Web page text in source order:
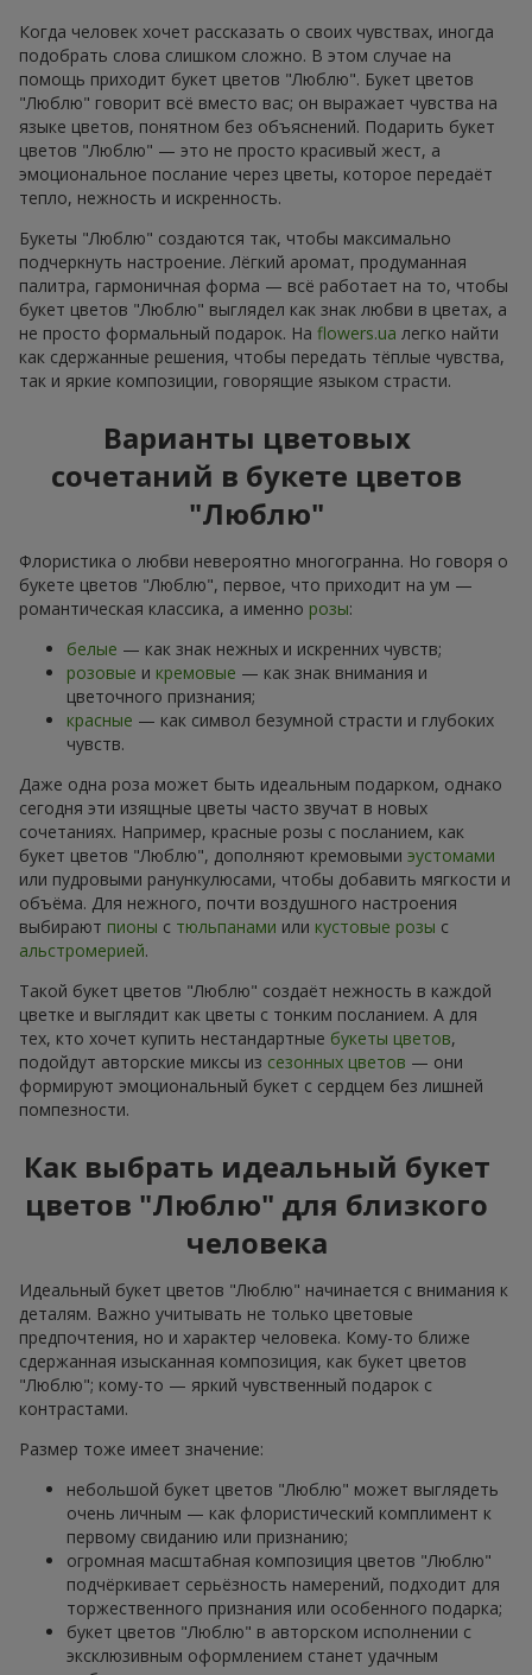
Когда человек хочет рассказать о своих чувствах, иногда
подобрать слова слишком сложно. В этом случае на
помощь приходит букет цветов "Люблю". Букет цветов
"Люблю" говорит всё вместо вас; он выражает чувства на
языке цветов, понятном без объяснений. Подарить букет
цветов "Люблю" — это не просто красивый жест, а
эмоциональное послание через цветы, которое передаёт
тепло, нежность и искренность.
Букеты "Люблю" создаются так, чтобы максимально
подчеркнуть настроение. Лёгкий аромат, продуманная
палитра, гармоничная форма — всё работает на то, чтобы
букет цветов "Люблю" выглядел как знак любви в цветах, а
не просто формальный подарок. На flowers.ua легко найти
как сдержанные решения, чтобы передать тёплые чувства,
так и яркие композиции, говорящие языком страсти.
Варианты цветовых
сочетаний в букете цветов
"Люблю"
Флористика о любви невероятно многогранна. Но говоря о
букете цветов "Люблю", первое, что приходит на ум —
романтическая классика, а именно розы:
белые — как знак нежных и искренних чувств;
розовые и кремовые — как знак внимания и
цветочного признания;
красные — как символ безумной страсти и глубоких
чувств.
Даже одна роза может быть идеальным подарком, однако
сегодня эти изящные цветы часто звучат в новых
сочетаниях. Например, красные розы с посланием, как
букет цветов "Люблю", дополняют кремовыми эустомами
или пудровыми ранункулюсами, чтобы добавить мягкости и
объёма. Для нежного, почти воздушного настроения
выбирают пионы с тюльпанами или кустовые розы с
альстромерией.
Такой букет цветов "Люблю" создаёт нежность в каждой
цветке и выглядит как цветы с тонким посланием. А для
тех, кто хочет купить нестандартные букеты цветов,
подойдут авторские миксы из сезонных цветов — они
формируют эмоциональный букет с сердцем без лишней
помпезности.
Как выбрать идеальный букет
цветов "Люблю" для близкого
человека
Идеальный букет цветов "Люблю" начинается с внимания к
деталям. Важно учитывать не только цветовые
предпочтения, но и характер человека. Кому-то ближе
сдержанная изысканная композиция, как букет цветов
"Люблю"; кому-то — яркий чувственный подарок с
контрастами.
Размер тоже имеет значение:
небольшой букет цветов "Люблю" может выглядеть
очень личным — как флористический комплимент к
первому свиданию или признанию;
огромная масштабная композиция цветов "Люблю"
подчёркивает серьёзность намерений, подходит для
торжественного признания или особенного подарка;
букет цветов "Люблю" в авторском исполнении с
эксклюзивным оформлением станет удачным